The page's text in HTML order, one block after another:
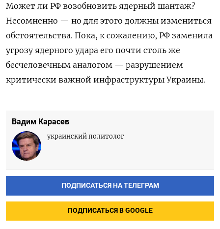
Может ли РФ возобновить ядерный шантаж?
Несомненно — но для этого должны измениться
обстоятельства. Пока, к сожалению, РФ заменила
угрозу ядерного удара его почти столь же
бесчеловечным аналогом — разрушением
критически важной инфраструктуры Украины.
Вадим Карасев
украинский политолог
ПОДПИСАТЬСЯ НА ТЕЛЕГРАМ
ПОДПИСАТЬСЯ В GOOGLE